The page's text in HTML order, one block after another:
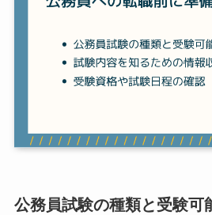
公務員試験の種類と受験可